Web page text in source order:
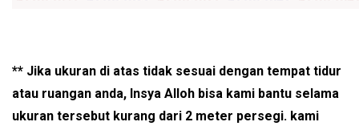
** Jika ukuran di atas tidak sesuai dengan tempat tidur
atau ruangan anda, Insya Alloh bisa kami bantu selama
ukuran tersebut kurang dari 2 meter persegi. kami